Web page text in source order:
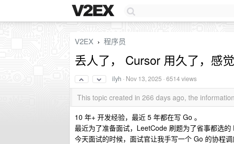
V2EX › 程序员
丢人了， Cursor 用久了，感
ilyh · Nov 13, 2025 · 6514 views
This topic created in 266 days ago, the
10 年+ 开发经验，最近 5 年都在写 Go 。
最近为了准备面试，LeetCode 刷题为了省事都选
今天面试的时候，面试官让我手写一个 Go 的协程调